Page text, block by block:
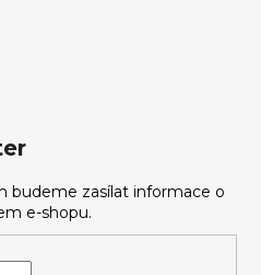
budeme zasílat informace o
e-shopu.